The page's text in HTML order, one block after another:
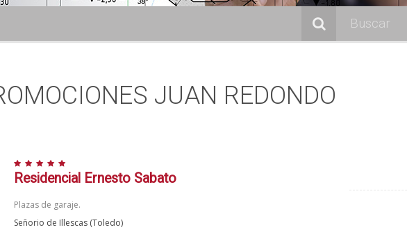
JUAN REDONDO
Residencial Ernesto Sabato
Plazas de garaje.
Señorio de Illescas (Toledo)